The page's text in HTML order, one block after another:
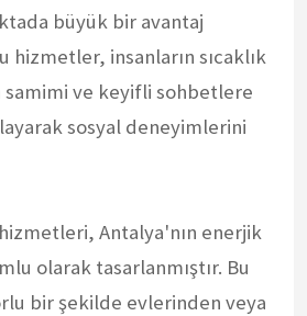
büyük bir avantaj
hizmetler, insanların sıcaklık
ve keyifli sohbetlere
sosyal deneyimlerini
Antalya'nın enerjik
olarak tasarlanmıştır. Bu
bir şekilde evlerinden veya